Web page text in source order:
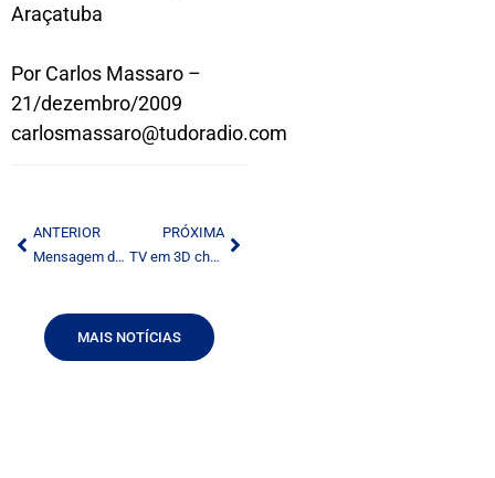
Araçatuba
Por Carlos Massaro –
21/dezembro/2009
carlosmassaro@tudoradio.com
ANTERIOR
Mensagem de Final de Ano
PRÓXIMA
TV em 3D chega ao Brasil em grande estilo
MAIS NOTÍCIAS